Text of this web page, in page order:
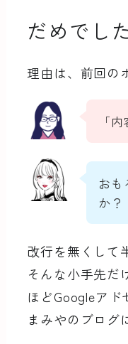
だめでし
理由は、前回の
「
おも
か？
改行を無くして
そんな小手先だ
ほどGoogleア
まみやのブログ